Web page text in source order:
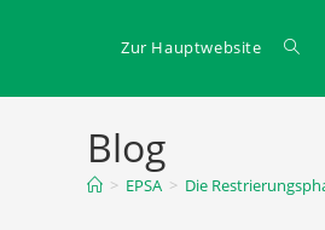
Zur Hauptwebsite
Blog
> EPSA > Die